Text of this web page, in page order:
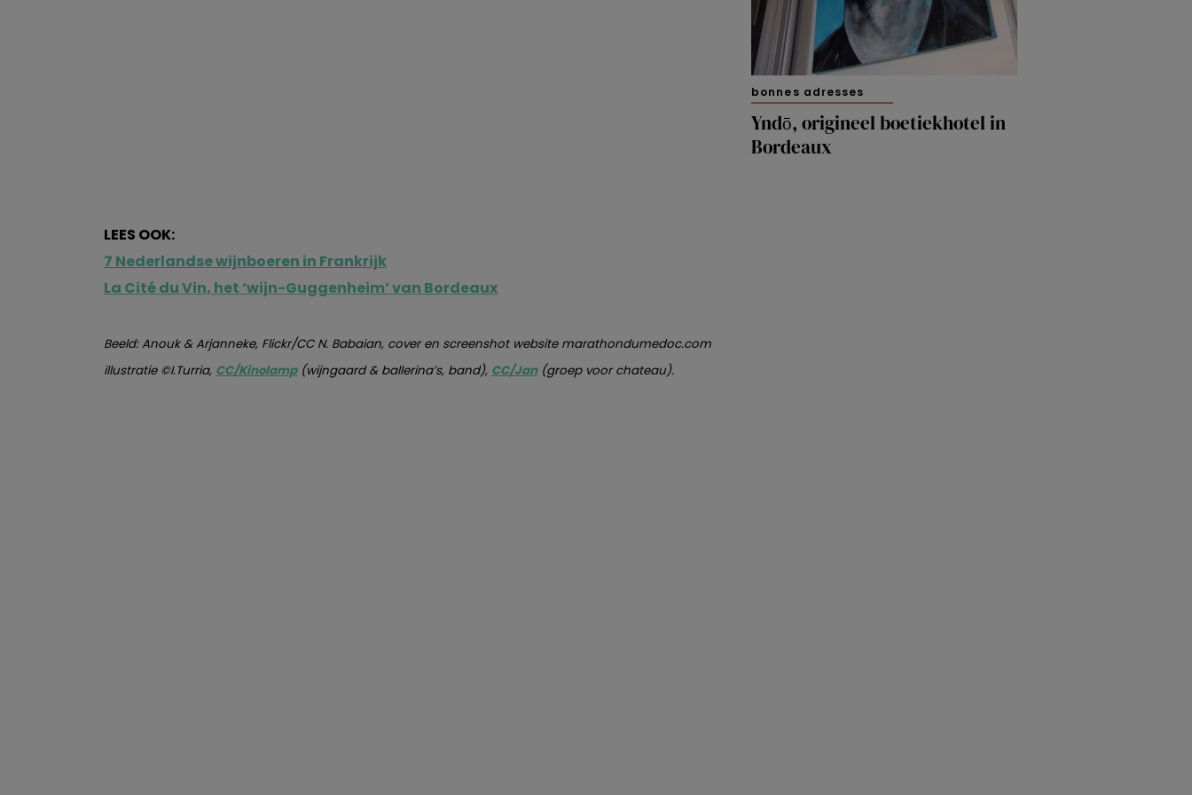
LEES OOK:
7 Nederlandse wijnboeren in Frankrijk
La Cité du Vin, het ‘wijn-Guggenheim’ van Bordeaux
Beeld: Anouk & Arjanneke, Flickr/CC N. Babaian, cover en screenshot website marathondumedoc.com
illustratie ©I.Turria, CC/Kinolamp(wijngaard & ballerina’s, band), CC/Jan(groep voor chateau).
bonnes adresses
Yndō, origineel boetiekhotel in
Bordeaux